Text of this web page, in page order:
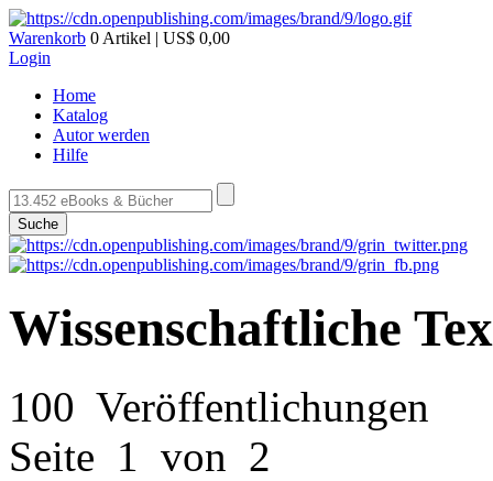
Warenkorb 0 Artikel | US$ 0,00
Login
Home
Katalog
Autor werden
Hilfe
Suche
Wissenschaftliche
100 Veröffentlichungen
Seite 1 von 2